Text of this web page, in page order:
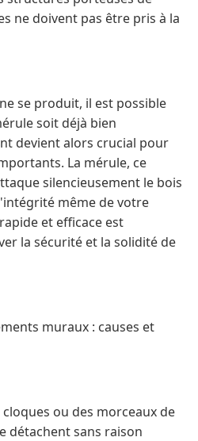
ne doivent pas être pris à la
se produit, il est possible
soit déjà bien
devient alors crucial pour
La mérule, ce
silencieusement le bois
même de votre
et efficace est
la sécurité et la solidité de
muraux : causes et
ou des morceaux de
détachent sans raison